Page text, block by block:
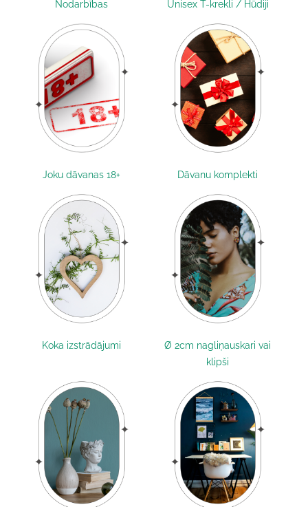
Nodarbības Unisex T-krekli / Hūdiji
Joku dāvanas 18+ Dāvanu komplekti
Koka izstrādājumi
Ø 2cm nagliņauskari vai
klipši